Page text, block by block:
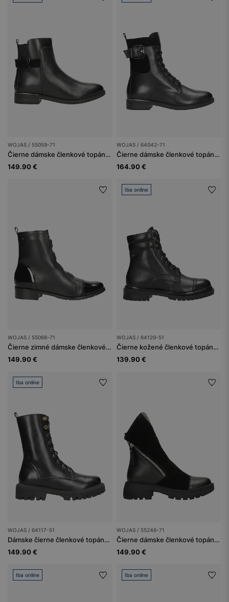
WOJAS / 55059-71
Čierne dámske členkové topánky zateplené ovčou kožou
149.90 €
WOJAS / 64042-71
Čierne dámske členkové topánky z velvetu a lícovej kože
164.90 €
WOJAS / 55068-71
Čierne zimné dámske členkové topánky z hladkej a lakovanej kože
149.90 €
Iba online
WOJAS / 64129-51
Čierne kožené členkové topánky so šnurovaním a zapínaním na zips
139.90 €
Iba online
WOJAS / 64117-51
Dámske čierne členkové topánky zateplené pleteninou s kožušinou
149.90 €
WOJAS / 55246-71
Čierne dámske členkové topánky z kombinovanej kože s ozdobným zipsom
149.90 €
Iba online Iba online